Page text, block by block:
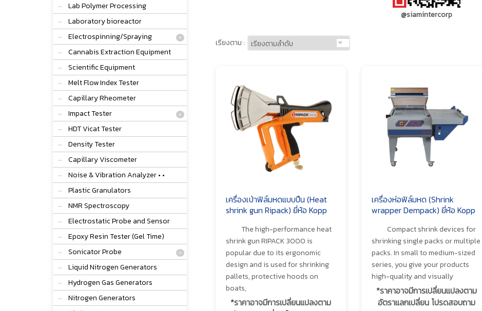
Lab Polymer Processing
Laboratory bioreactor
Electrospinning/Spraying
Cannabis Extraction Equipment
Scientific Equipment
Melt Flow Index Tester
Capillary Rheometer
Impact Tester
HDT Vicat Tester
Density Tester
Capillary Viscometer
Noise & Vibration Analyzer • •
Plastic Granulators
NMR Spectroscopy
Electrostatic Probe and Sensor
Epoxy Resin Tester (Gel Time)
Sonicator Probe
Liquid Nitrogen Generators
Hydrogen Gas Generators
Nitrogen Generators
@siamintercorp
เรียงตาม :
เครื่องเป่าฟิล์มหดแบบปืน (Heat
shrink gun Ripack) ยี่ห้อ Kopp
The high-performance heat
shrink gun RIPACK 3000 is
popular due to its ergonomic
design and is used for shrinking
pallets, protective hoods on
boats,
*ราคาอาจมีการเปลี่ยนแปลงตาม
เครื่องห่อฟิล์มหด (Shrink
wrapper Dempack) ยี่ห้อ Kopp
Compact shrink devices for
shrinking single packs or multiple
packs. In small to medium-sized
series, you give your products
high-quality and visually
*ราคาอาจมีการเปลี่ยนแปลงตาม
อัตราแลกเปลี่ยน โปรดสอบถาม